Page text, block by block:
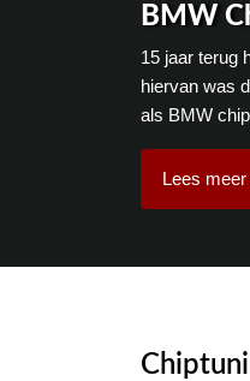
BMW
15 jaar terug
hiervan was
als BMW
Lees